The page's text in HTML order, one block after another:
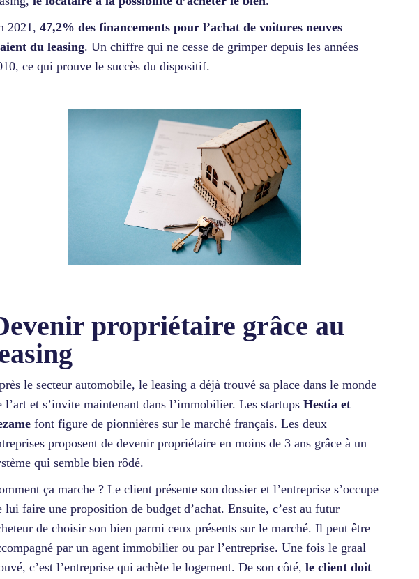
2021, 47,2% des financements pour l’achat de voitures neuves
du leasing. Un chiffre qui ne cesse de grimper depuis les années
ce qui prouve le succès du dispositif.
propriétaire grâce au
le secteur automobile, le leasing a déjà trouvé sa place dans le monde
l’art et s’invite maintenant dans l’immobilier. Les startups Hestia et
font figure de pionnières sur le marché français. Les deux
proposent de devenir propriétaire en moins de 3 ans grâce à un
qui semble bien rôdé.
ça marche ? Le client présente son dossier et l’entreprise s’occupe
lui faire une proposition de budget d’achat. Ensuite, c’est au futur
de choisir son bien parmi ceux présents sur le marché. Il peut être
par un agent immobilier ou par l’entreprise. Une fois le graal
c’est l’entreprise qui achète le logement. De son côté, le client doit